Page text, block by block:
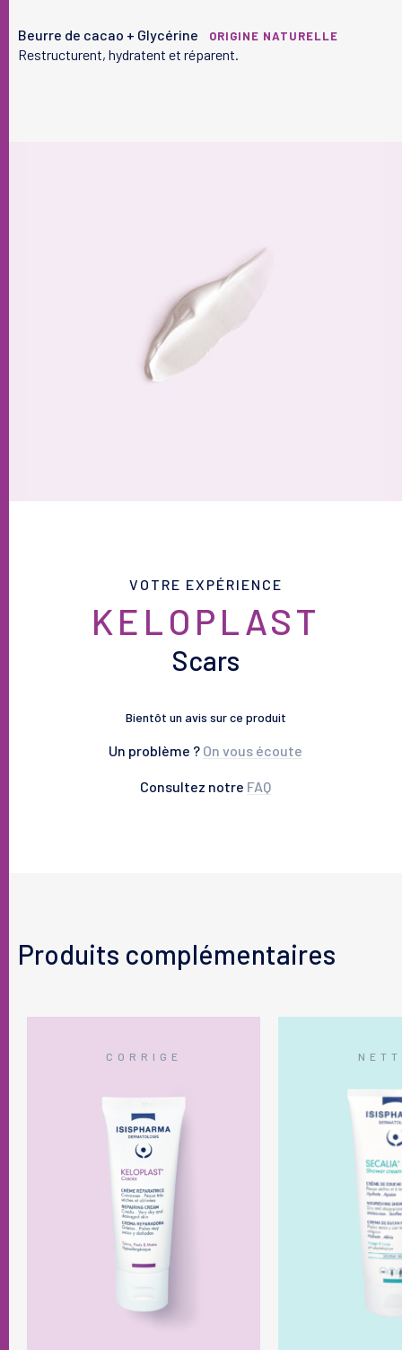
Beurre de cacao + Glycérine ORIGINE NATURELLE
Restructurent, hydratent et réparent.
VOTRE EXPÉRIENCE
KELOPLAST
Scars
Bientôt un avis sur ce produit
Un problème ? On vous écoute
Consultez notre FAQ
Produits complémentaires
CORRIGE